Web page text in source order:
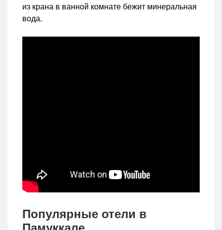
из крана в ванной комнате бежит минеральная
вода.
Популярные отели в